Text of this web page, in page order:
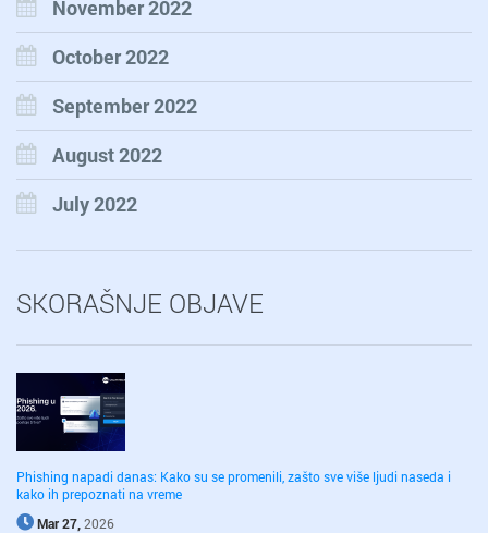
November 2022
October 2022
September 2022
August 2022
July 2022
SKORAŠNJE OBJAVE
Phishing napadi danas: Kako su se promenili, zašto sve više ljudi naseda i
kako ih prepoznati na vreme
Mar 27, 2026